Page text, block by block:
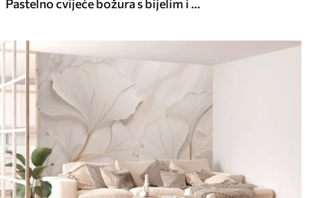
Pastelno cvijeće božura s bijelim i bež delikatnim laticama i bijelim linijama na svijetlo bež pozadini